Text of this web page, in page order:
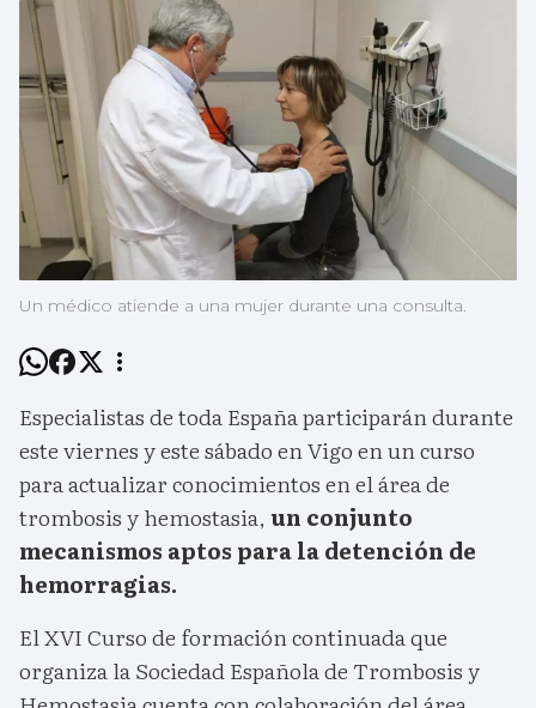
Un médico atiende a una mujer durante una consulta.
Especialistas de toda España participarán durante
este viernes y este sábado en Vigo en un curso
para actualizar conocimientos en el área de
trombosis y hemostasia, un conjunto
mecanismos aptos para la detención de
hemorragias.
El XVI Curso de formación continuada que
organiza la Sociedad Española de Trombosis y